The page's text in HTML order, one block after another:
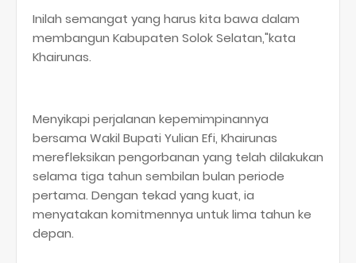
Inilah semangat yang harus kita bawa dalam
membangun Kabupaten Solok Selatan,"kata
Khairunas.
Menyikapi perjalanan kepemimpinannya
bersama Wakil Bupati Yulian Efi, Khairunas
merefleksikan pengorbanan yang telah dilakukan
selama tiga tahun sembilan bulan periode
pertama. Dengan tekad yang kuat, ia
menyatakan komitmennya untuk lima tahun ke
depan.